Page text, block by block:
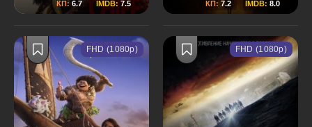
КП: 6.7 IMDB: 7.5 КП: 7.2 IMDB: 8.0
FHD (1080p) FHD (1080p)